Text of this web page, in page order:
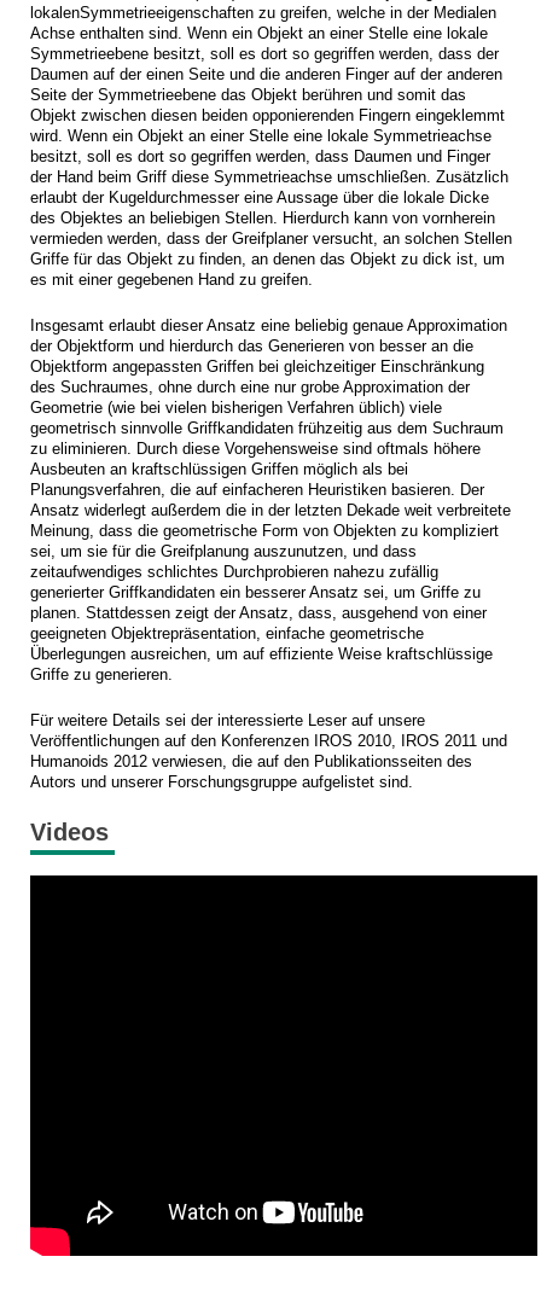
lokalenSymmetrieeigenschaften zu greifen, welche in der Medialen
Achse enthalten sind. Wenn ein Objekt an einer Stelle eine lokale
Symmetrieebene besitzt, soll es dort so gegriffen werden, dass der
Daumen auf der einen Seite und die anderen Finger auf der anderen
Seite der Symmetrieebene das Objekt berühren und somit das
Objekt zwischen diesen beiden opponierenden Fingern eingeklemmt
wird. Wenn ein Objekt an einer Stelle eine lokale Symmetrieachse
besitzt, soll es dort so gegriffen werden, dass Daumen und Finger
der Hand beim Griff diese Symmetrieachse umschließen. Zusätzlich
erlaubt der Kugeldurchmesser eine Aussage über die lokale Dicke
des Objektes an beliebigen Stellen. Hierdurch kann von vornherein
vermieden werden, dass der Greifplaner versucht, an solchen Stellen
Griffe für das Objekt zu finden, an denen das Objekt zu dick ist, um
es mit einer gegebenen Hand zu greifen.
Insgesamt erlaubt dieser Ansatz eine beliebig genaue Approximation
der Objektform und hierdurch das Generieren von besser an die
Objektform angepassten Griffen bei gleichzeitiger Einschränkung
des Suchraumes, ohne durch eine nur grobe Approximation der
Geometrie (wie bei vielen bisherigen Verfahren üblich) viele
geometrisch sinnvolle Griffkandidaten frühzeitig aus dem Suchraum
zu eliminieren. Durch diese Vorgehensweise sind oftmals höhere
Ausbeuten an kraftschlüssigen Griffen möglich als bei
Planungsverfahren, die auf einfacheren Heuristiken basieren. Der
Ansatz widerlegt außerdem die in der letzten Dekade weit verbreitete
Meinung, dass die geometrische Form von Objekten zu kompliziert
sei, um sie für die Greifplanung auszunutzen, und dass
zeitaufwendiges schlichtes Durchprobieren nahezu zufällig
generierter Griffkandidaten ein besserer Ansatz sei, um Griffe zu
planen. Stattdessen zeigt der Ansatz, dass, ausgehend von einer
geeigneten Objektrepräsentation, einfache geometrische
Überlegungen ausreichen, um auf effiziente Weise kraftschlüssige
Griffe zu generieren.
Für weitere Details sei der interessierte Leser auf unsere
Veröffentlichungen auf den Konferenzen IROS 2010, IROS 2011 und
Humanoids 2012 verwiesen, die auf den Publikationsseiten des
Autors und unserer Forschungsgruppe aufgelistet sind.
Videos